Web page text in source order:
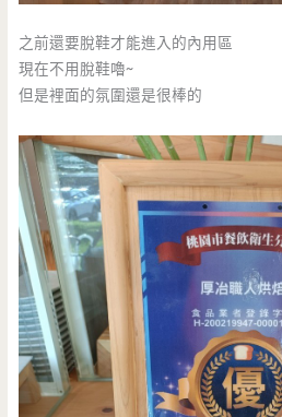
之前還要脫鞋才能進入的內用區
現在不用脫鞋嚕~
但是裡面的氛圍還是很棒的